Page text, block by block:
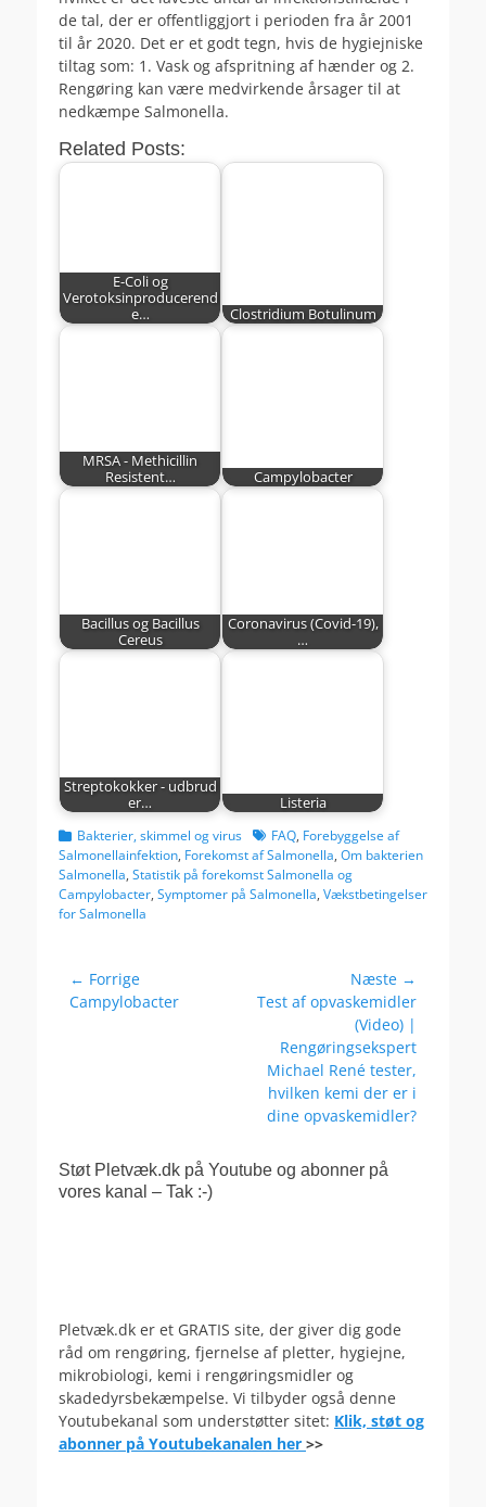
de tal, der er offentliggjort i perioden fra år 2001
til år 2020. Det er et godt tegn, hvis de hygiejniske
tiltag som: 1. Vask og afspritning af hænder og 2.
Rengøring kan være medvirkende årsager til at
nedkæmpe Salmonella.
Related Posts:
E-Coli og
Verotoksinproducerend
e…
Clostridium Botulinum
MRSA - Methicillin
Resistent…
Campylobacter
Bacillus og Bacillus
Cereus
Coronavirus (Covid-19),
…
Streptokokker - udbrud
er…
Listeria
kategorier
Bakterier, skimmel og virus TagsFAQ, Forebyggelse af
Salmonellainfektion, Forekomst af Salmonella, Om bakterien
Salmonella, Statistik på forekomst Salmonella og
Campylobacter, Symptomer på Salmonella, Vækstbetingelser
for Salmonella
Indlægsnavigation
← Forrige
Forrige
Campylobacter
Næste →
Næste
Test af opvaskemidler
(Video) |
Rengøringsekspert
Michael René tester,
hvilken kemi der er i
dine opvaskemidler?
Støt Pletvæk.dk på Youtube og abonner på
vores kanal – Tak :-)
Pletvæk.dk er et GRATIS site, der giver dig gode
råd om rengøring, fjernelse af pletter, hygiejne,
mikrobiologi, kemi i rengøringsmidler og
skadedyrsbekæmpelse. Vi tilbyder også denne
Youtubekanal som understøtter sitet: Klik, støt og
abonner på Youtubekanalen her >>